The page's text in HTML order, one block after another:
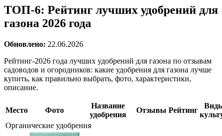
ТОП-6: Рейтинг лучших удобрений для
газона 2026 года
Обновлено: 22.06.2026
Рейтинг-2026 года лучших удобрений для газона по отзывам
садоводов и огородников: какие удобрения для газона лучше
купить, как правильно выбрать, фото, характеристики,
описание.
Место Фото
Название
удобрения
Отзывы Рейтинг
Органические удобрения